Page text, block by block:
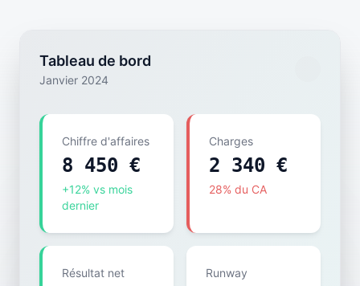
Tableau de bord
Janvier 2024
Chiffre d'affaires
8 450 €
+12% vs mois
dernier
Charges
2 340 €
28% du CA
Résultat net Runway